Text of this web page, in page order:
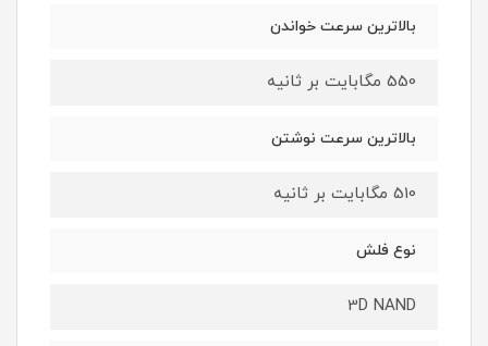
بالاترین سرعت خواندن
550 مگابایت بر ثانیه
بالاترین سرعت نوشتن
510 مگابایت بر ثانیه
نوع فلش
3D NAND